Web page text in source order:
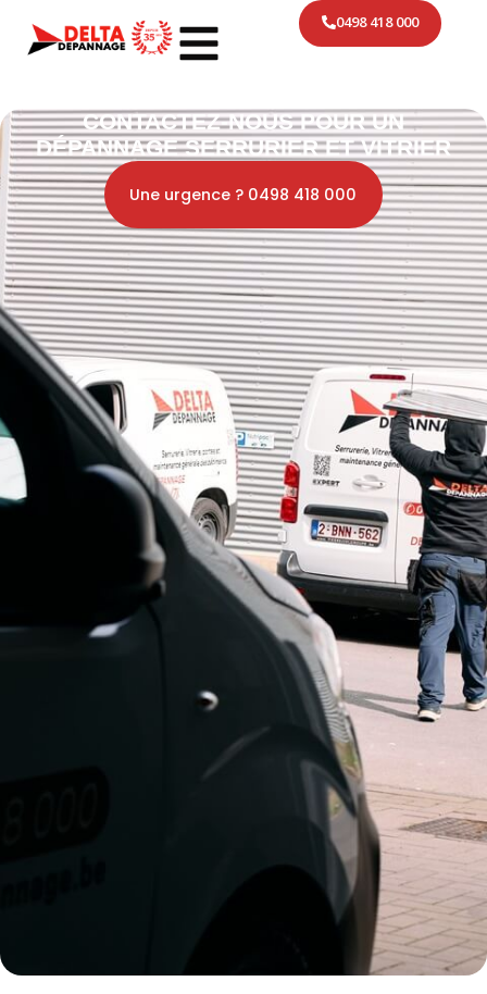
0498 418 000
CONTACTEZ-NOUS POUR UN
DÉPANNAGE SERRURIER ET VITRIER
Une urgence ? 0498 418 000